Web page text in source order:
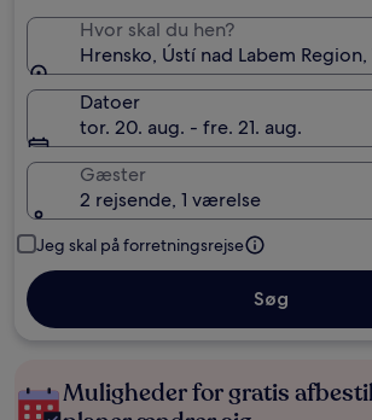
Hvor skal du hen?
Hrensko, Ústí nad Labem
Datoer
tor. 20. aug. - fre. 21. aug.
Gæster
2 rejsende, 1 værelse
Jeg skal på forretningsrejse
Søg
Muligheder for gratis